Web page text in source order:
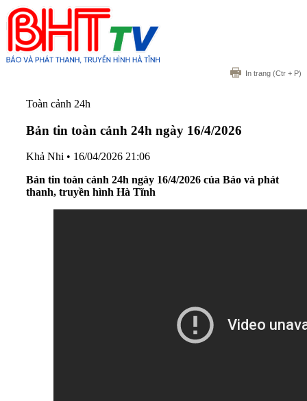
In trang (Ctr + P)
Toàn cảnh 24h
Bản tin toàn cảnh 24h ngày 16/4/2026
Khả Nhi • 16/04/2026 21:06
Bản tin toàn cảnh 24h ngày 16/4/2026 của Báo và phát
thanh, truyền hình Hà Tĩnh